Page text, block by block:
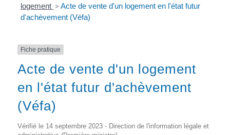
logement > Acte de vente d'un logement en l'état futur
d'achèvement (Véfa)
Fiche pratique
Acte de vente d'un logement
en l'état futur d'achèvement
(Véfa)
Vérifié le 14 septembre 2023 - Direction de l'information légale et